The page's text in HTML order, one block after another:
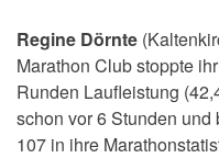
Regine Dörnte
Marathon Club stoppte
Runden Laufleistung
schon vor 6 Stunden und
107 in ihre